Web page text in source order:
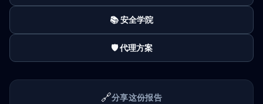
📚 安全学院
🛡️ 代理方案
🔗分享这份报告